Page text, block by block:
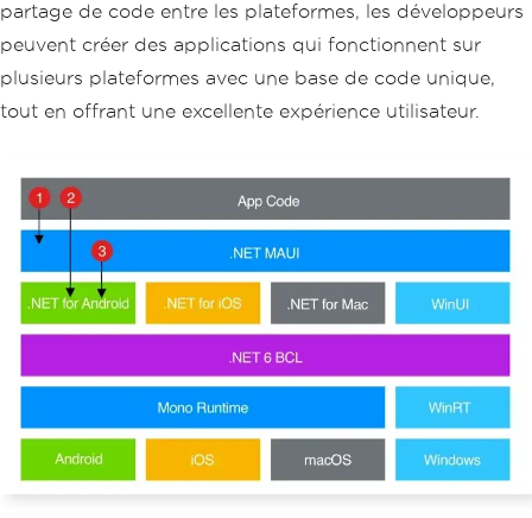
partage de code entre les plateformes, les développeurs
peuvent créer des applications qui fonctionnent sur
plusieurs plateformes avec une base de code unique,
tout en offrant une excellente expérience utilisateur.